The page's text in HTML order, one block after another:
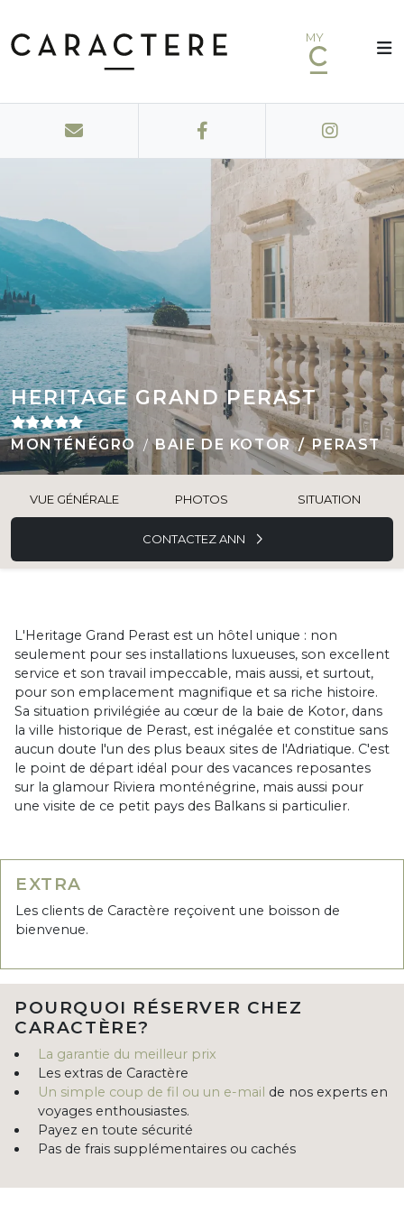
MY
HERITAGE GRAND PERAST
MONTÉNÉGRO BAIE DE KOTOR PERAST
VUE GÉNÉRALE PHOTOS SITUATION
CONTACTEZ ANN
L'Heritage Grand Perast est un hôtel unique : non
seulement pour ses installations luxueuses, son excellent
service et son travail impeccable, mais aussi, et surtout,
pour son emplacement magnifique et sa riche histoire.
Sa situation privilégiée au cœur de la baie de Kotor, dans
la ville historique de Perast, est inégalée et constitue sans
aucun doute l'un des plus beaux sites de l'Adriatique. C'est
le point de départ idéal pour des vacances reposantes
sur la glamour Riviera monténégrine, mais aussi pour
une visite de ce petit pays des Balkans si particulier.
EXTRA
Les clients de Caractère reçoivent une boisson de
bienvenue.
POURQUOI RÉSERVER CHEZ
CARACTÈRE?
La garantie du meilleur prix
Les extras de Caractère
Un simple coup de fil ou un e-mail de nos experts en
voyages enthousiastes.
Payez en toute sécurité
Pas de frais supplémentaires ou cachés